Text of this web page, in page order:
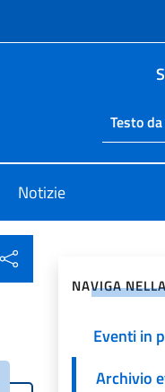
Cerca nel sito
Notizie
NAVIGA
Eventi in
Archivio